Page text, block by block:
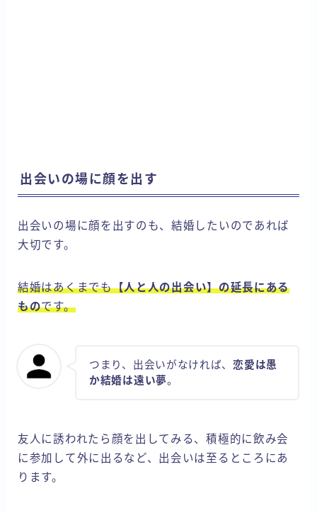
出会いの場に顔を出す
出会いの場に顔を出すのも、結婚したいのであれば
大切です。
結婚はあくまでも【人と人の出会い】の延長にある
ものです。
つまり、出会いがなければ、恋愛は愚
か結婚は遠い夢。
友人に誘われたら顔を出してみる、積極的に飲み会
に参加して外に出るなど、出会いは至るところにあ
ります。